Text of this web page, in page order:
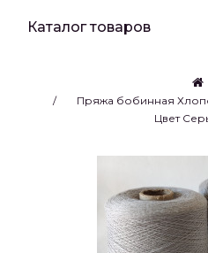
Каталог товаров
Пряжа бобинная
Цвет